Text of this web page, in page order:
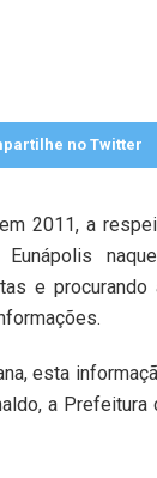
no Twitter
2011, a
e procurando
esta
a Prefeitura